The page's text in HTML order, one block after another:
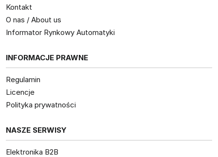
Kontakt
O nas / About us
Informator Rynkowy Automatyki
INFORMACJE PRAWNE
Regulamin
Licencje
Polityka prywatności
NASZE SERWISY
Elektronika B2B